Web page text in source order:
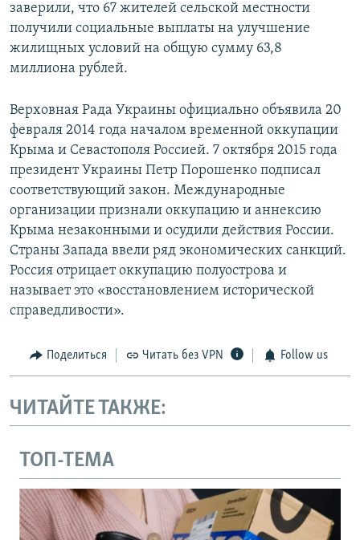
заверили, что 67 жителей сельской местности
получили социальные выплаты на улучшение
жилищных условий на общую сумму 63,8
миллиона рублей.
Верховная Рада Украины официально объявила 20
февраля 2014 года началом временной оккупации
Крыма и Севастополя Россией. 7 октября 2015 года
президент Украины Петр Порошенко подписал
соответствующий закон. Международные
организации признали оккупацию и аннексию
Крыма незаконными и осудили действия России.
Страны Запада ввели ряд экономических санкций.
Россия отрицает оккупацию полуострова и
называет это «восстановлением исторической
справедливости».
Поделиться Читать без VPN Follow us
ЧИТАЙТЕ ТАКЖЕ:
ТОП-ТЕМА